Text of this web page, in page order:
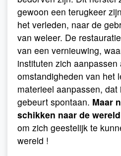
gewoon een terugkeer
het verleden, naar de
van weleer. De
van een vernieuwing,
instituten zich aanpassen
omstandigheden van het
materieel aanpassen,
gebeurt spontaan. Maar
schikken naar de
om zich geestelijk te
wereld !